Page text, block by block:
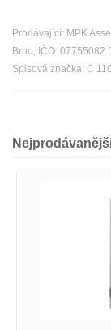
Prodávající: MPK
Brno, IČO: 07755082
Spisová značka: C